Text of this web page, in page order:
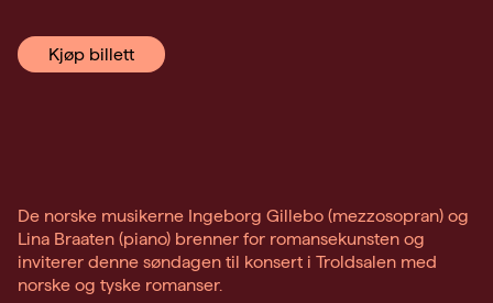
Kjøp billett
De norske musikerne Ingeborg Gillebo (mezzosopran) og
Lina Braaten (piano) brenner for romansekunsten og
inviterer denne søndagen til konsert i Troldsalen med
norske og tyske romanser.